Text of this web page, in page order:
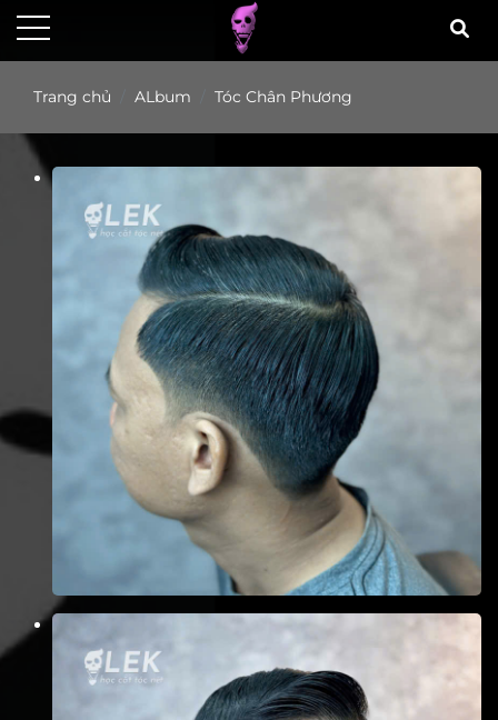
Trang chủ ALbum Tóc Chân Phương